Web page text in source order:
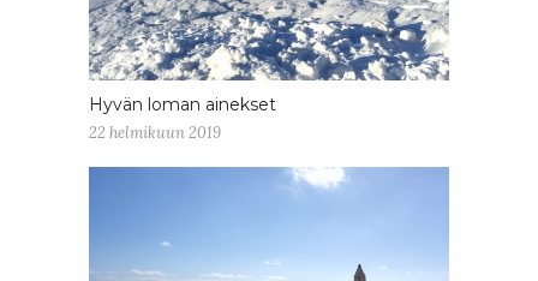
Hyvän loman ainekset
22 helmikuun 2019